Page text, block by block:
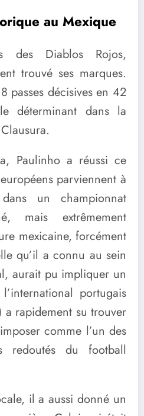
au Mexique
des Diablos Rojos,
trouvé ses marques.
passes décisives en 42
déterminant dans la
Paulinho a réussi ce
parviennent à
un championnat
mais extrêmement
mexicaine, forcément
qu’il a connu au sein
aurait pu impliquer un
portugais
a rapidement su trouver
comme l’un des
redoutés du football
il a aussi donné un